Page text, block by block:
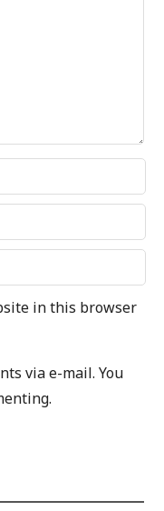
in this browser
via e-mail. You